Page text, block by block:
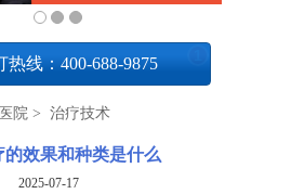
热线：400-688-9875
院 > 治疗技术
的效果和种类是什么
2025-07-17